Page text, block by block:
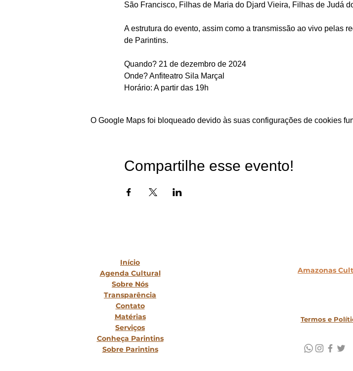
São Francisco, Filhas de Maria do Djard Vieira, Filhas de Judá
A estrutura do evento, assim como a transmissão ao vivo pelas
de Parintins.
Quando? 21 de dezembro de 2024
Onde? Anfiteatro Sila Marçal
Horário: A partir das 19h
O Google Maps foi bloqueado devido às suas configurações de cookies
Compartilhe esse evento!
Início
Agenda Cultural
Sobre Nós
Transparência
Contato
Matérias
Serviços
Conheça Parintins
Sobre Parintins
Amazonas
Termos e